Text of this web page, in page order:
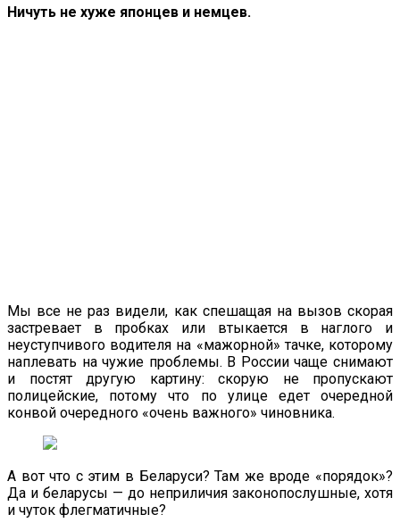
Ничуть не хуже японцев и немцев.
Мы все не раз видели, как спешащая на вызов скорая
застревает в пробках или втыкается в наглого и
неуступчивого водителя на «мажорной» тачке, которому
наплевать на чужие проблемы. В России чаще снимают
и постят другую картину: скорую не пропускают
полицейские, потому что по улице едет очередной
конвой очередного «очень важного» чиновника.
А вот что с этим в Беларуси? Там же вроде «порядок»?
Да и беларусы — до неприличия законопослушные, хотя
и чуток флегматичные?